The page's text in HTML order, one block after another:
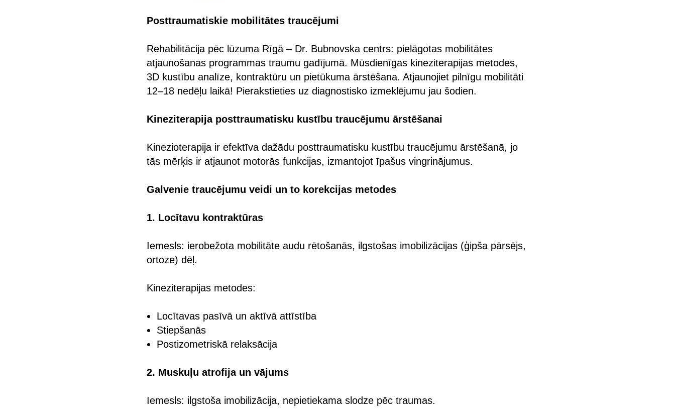
Posttraumatiskie mobilitātes traucējumi
Rehabilitācija pēc lūzuma Rīgā – Dr. Bubnovska centrs: pielāgotas mobilitātes
atjaunošanas programmas traumu gadījumā. Mūsdienīgas kineziterapijas metodes,
3D kustību analīze, kontraktūru un pietūkuma ārstēšana. Atjaunojiet pilnīgu mobilitāti
12–18 nedēļu laikā! Pierakstieties uz diagnostisko izmeklējumu jau šodien.
Kineziterapija posttraumatisku kustību traucējumu ārstēšanai
Kinezioterapija ir efektīva dažādu posttraumatisku kustību traucējumu ārstēšanā, jo
tās mērķis ir atjaunot motorās funkcijas, izmantojot īpašus vingrinājumus.
Galvenie traucējumu veidi un to korekcijas metodes
1. Locītavu kontraktūras
Iemesls: ierobežota mobilitāte audu rētošanās, ilgstošas imobilizācijas (ģipša pārsējs,
ortoze) dēļ.
Kineziterapijas metodes:
Locītavas pasīvā un aktīvā attīstība
Stiepšanās
Postizometriskā relaksācija
2. Muskuļu atrofija un vājums
Iemesls: ilgstoša imobilizācija, nepietiekama slodze pēc traumas.